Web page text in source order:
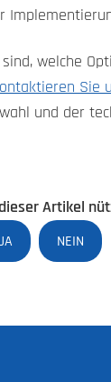
welche
Sie
und der
Artikel
NEIN